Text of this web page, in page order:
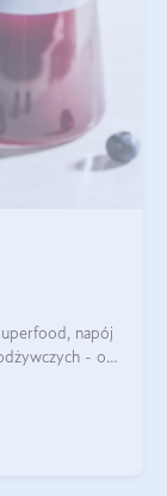
napój
- o